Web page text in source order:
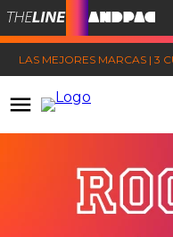
LAS MEJORES MARCAS | 3